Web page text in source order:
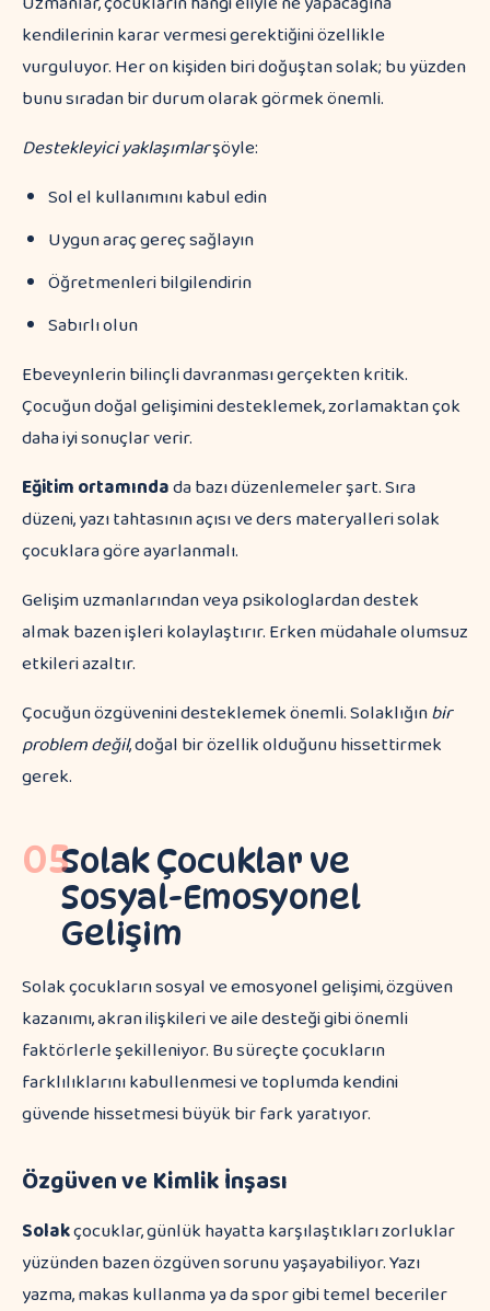
kendilerinin karar vermesi gerektiğini özellikle
vurguluyor. Her on kişiden biri doğuştan solak; bu yüzden
bunu sıradan bir durum olarak görmek önemli.
Destekleyici yaklaşımlarşöyle:
Sol el kullanımını kabul edin
Uygun araç gereç sağlayın
Öğretmenleri bilgilendirin
Sabırlı olun
Ebeveynlerin bilinçli davranması gerçekten kritik.
Çocuğun doğal gelişimini desteklemek, zorlamaktan çok
daha iyi sonuçlar verir.
Eğitim ortamındada bazı düzenlemeler şart. Sıra
düzeni, yazı tahtasının açısı ve ders materyalleri solak
çocuklara göre ayarlanmalı.
Gelişim uzmanlarından veya psikologlardan destek
almak bazen işleri kolaylaştırır. Erken müdahale olumsuz
etkileri azaltır.
Çocuğun özgüvenini desteklemek önemli. Solaklığınbir
problem değil, doğal bir özellik olduğunu hissettirmek
gerek.
05Solak Çocuklar ve
Sosyal-Emosyonel
Gelişim
Solak çocukların sosyal ve emosyonel gelişimi, özgüven
kazanımı, akran ilişkileri ve aile desteği gibi önemli
faktörlerle şekilleniyor. Bu süreçte çocukların
farklılıklarını kabullenmesi ve toplumda kendini
güvende hissetmesi büyük bir fark yaratıyor.
Özgüven ve Kimlik İnşası
Solakçocuklar, günlük hayatta karşılaştıkları zorluklar
yüzünden bazen özgüven sorunu yaşayabiliyor. Yazı
yazma, makas kullanma ya da spor gibi temel beceriler